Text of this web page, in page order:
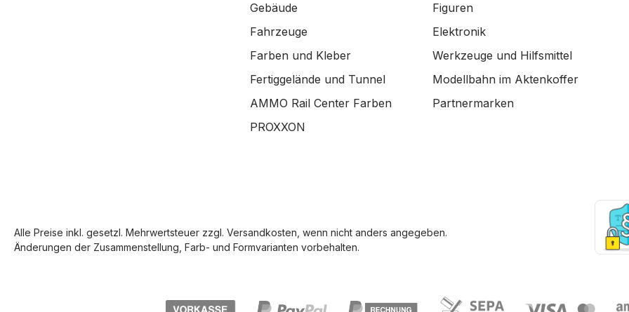
Gebäude
Figuren
Fahrzeuge
Elektronik
Farben und Kleber
Werkzeuge und Hilfsmittel
Fertiggelände und Tunnel
Modellbahn im Aktenkoffer
AMMO Rail Center Farben
Partnermarken
PROXXON
Alle Preise inkl. gesetzl. Mehrwertsteuer zzgl. Versandkosten , wenn nicht anders angegeben.
Änderungen der Zusammenstellung, Farb- und Formvarianten vorbehalten.